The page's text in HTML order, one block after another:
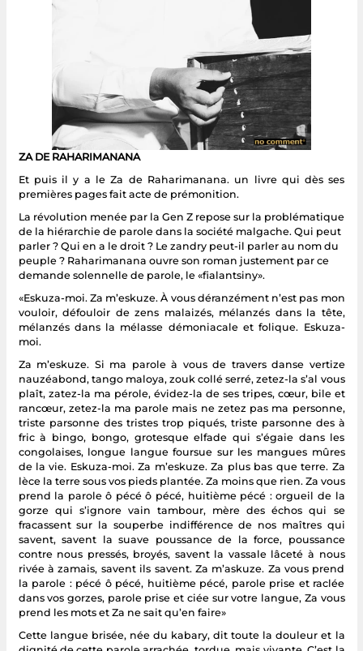
ZA DE RAHARIMANANA
Et puis il y a le Za de Raharimanana. un livre qui dès ses
premières pages fait acte de prémonition.
La révolution menée par la Gen Z repose sur la problématique
de la hiérarchie de parole dans la société malgache. Qui peut
parler ? Qui en a le droit ? Le zandry peut-il parler au nom du
peuple ? Raharimanana ouvre son roman justement par ce
demande solennelle de parole, le «fialantsiny».
«Eskuza-moi. Za m’eskuze. À vous déranzément n’est pas mon
vouloir, défouloir de zens malaizés, mélanzés dans la tête,
mélanzés dans la mélasse démoniacale et folique. Eskuza-
moi.
Za m’eskuze. Si ma parole à vous de travers danse vertize
nauzéabond, tango maloya, zouk collé serré, zetez-la s’al vous
plaît, zatez-la ma pérole, évidez-la de ses tripes, cœur, bile et
rancœur, zetez-la ma parole mais ne zetez pas ma personne,
triste parsonne des tristes trop piqués, triste parsonne des à
fric à bingo, bongo, grotesque elfade qui s’égaie dans les
congolaises, longue langue foursue sur les mangues mûres
de la vie. Eskuza-moi. Za m’eskuze. Za plus bas que terre. Za
lèce la terre sous vos pieds plantée. Za moins que rien. Za vous
prend la parole ô pécé ô pécé, huitième pécé : orgueil de la
gorze qui s’ignore vain tambour, mère des échos qui se
fracassent sur la souperbe indifférence de nos maîtres qui
savent, savent la suave poussance de la force, poussance
contre nous pressés, broyés, savent la vassale lâceté à nous
rivée à zamais, savent ils savent. Za m’askuze. Za vous prend
la parole : pécé ô pécé, huitième pécé, parole prise et raclée
dans vos gorzes, parole prise et ciée sur votre langue, Za vous
prend les mots et Za ne sait qu’en faire»
Cette langue brisée, née du kabary, dit toute la douleur et la